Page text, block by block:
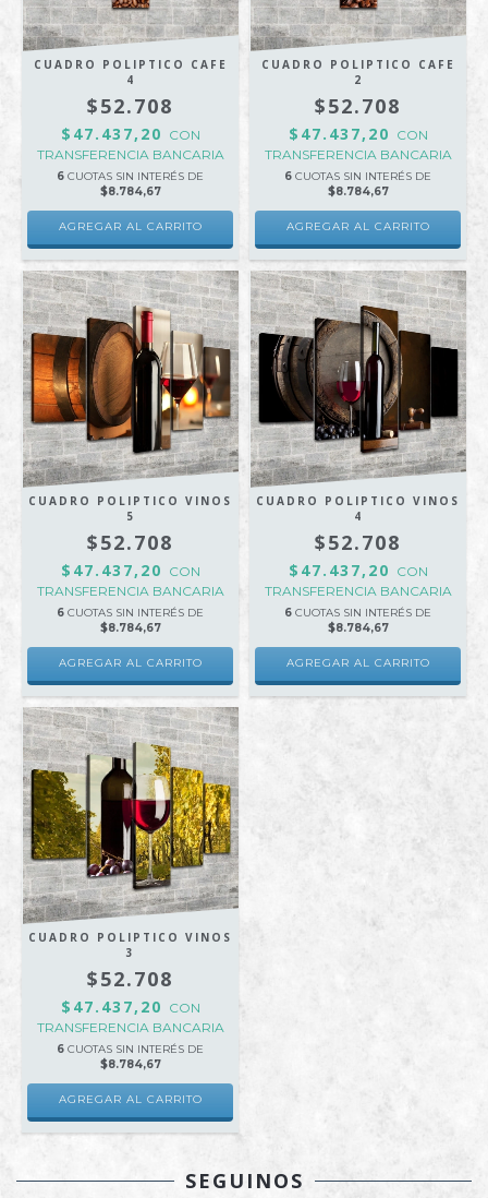
CUADRO POLIPTICO CAFE
4
$52.708
$47.437,20 CON
TRANSFERENCIA BANCARIA
6 CUOTAS SIN INTERÉS DE
$8.784,67
AGREGAR AL CARRITO
CUADRO POLIPTICO CAFE
2
$52.708
$47.437,20 CON
TRANSFERENCIA BANCARIA
6 CUOTAS SIN INTERÉS DE
$8.784,67
AGREGAR AL CARRITO
CUADRO POLIPTICO VINOS
5
$52.708
$47.437,20 CON
TRANSFERENCIA BANCARIA
6 CUOTAS SIN INTERÉS DE
$8.784,67
AGREGAR AL CARRITO
CUADRO POLIPTICO VINOS
4
$52.708
$47.437,20 CON
TRANSFERENCIA BANCARIA
6 CUOTAS SIN INTERÉS DE
$8.784,67
AGREGAR AL CARRITO
CUADRO POLIPTICO VINOS
3
$52.708
$47.437,20 CON
TRANSFERENCIA BANCARIA
6 CUOTAS SIN INTERÉS DE
$8.784,67
AGREGAR AL CARRITO
SEGUINOS